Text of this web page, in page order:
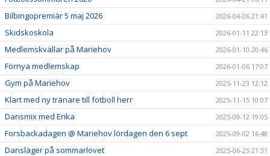
Bilbingopremiär 5 maj 2026 2026-04-06 21:41
Skidskoskola 2026-01-11 22:13
Medlemskvällar på Mariehov 2026-01-10 20:46
Förnya medlemskap 2026-01-06 17:07
Gym på Mariehov 2025-11-23 12:12
Klart med ny tränare till fotboll herr 2025-11-15 10:07
Dansmix med Erika 2025-09-12 19:05
Forsbackadagen @ Mariehov lördagen den 6 sept 2025-09-02 16:48
Dansläger på sommarlovet 2025-06-25 21:31